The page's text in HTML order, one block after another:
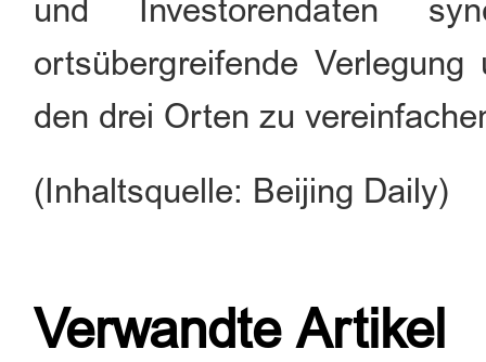
und Investorendaten
ortsübergreifende
den drei Orten zu
(Inhaltsquelle: Beijing Daily)
Verwandte Artikel